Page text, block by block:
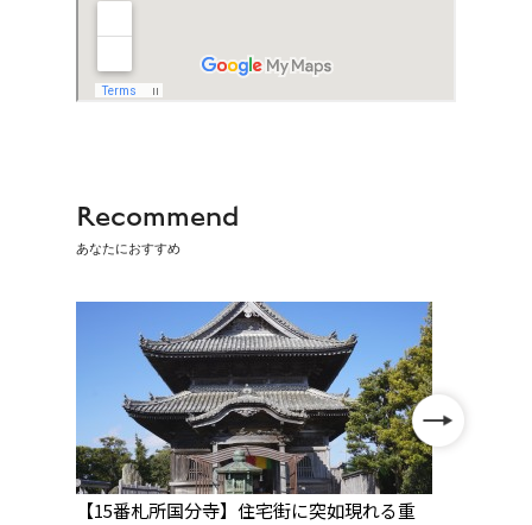
Recommend
あなたにおすすめ
【15番札所国分寺】住宅街に突如現れる重